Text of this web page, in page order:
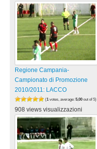
Regione Campania-
Campionato di Promozione
2010/2011: LACCO
(1 votes, average: 5,00 out of 5)
908 views visualizzazioni